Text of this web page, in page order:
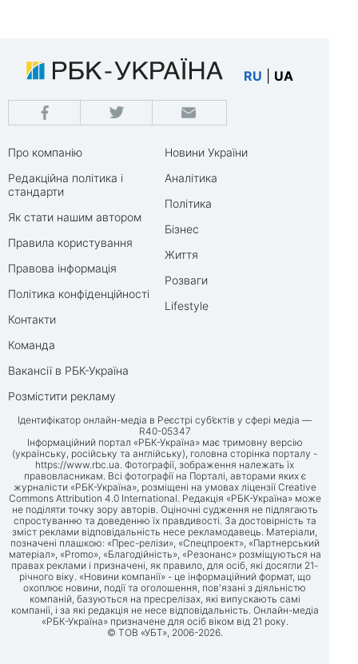
RU UA
Про компанію
Редакційна політика і
стандарти
Як стати нашим автором
Правила користування
Правова інформація
Політика конфіденційності
Контакти
Команда
Вакансії в РБК-Україна
Розмістити рекламу
Новини України
Аналітика
Політика
Бізнес
Життя
Розваги
Lifestyle
Ідентифікатор онлайн-медіа в Реєстрі суб’єктів у сфері медіа —
R40-05347
Інформаційний портал «РБК-Україна» має тримовну версію
(українську, російську та англійську), головна сторінка порталу -
https://www.rbc.ua. Фотографії, зображення належать їх
правовласникам. Всі фотографії на Порталі, авторами яких є
журналісти «РБК-Україна», розміщені на умовах ліцензії Creative
Commons Attribution 4.0 International. Редакція «РБК-Україна» може
не поділяти точку зору авторів. Оціночні судження не підлягають
спростуванню та доведенню їх правдивості. За достовірність та
зміст реклами відповідальність несе рекламодавець. Матеріали,
позначені плашкою: «Прес-релізи», «Спецпроект», «Партнерський
матеріал», «Promo», «Благодійність», «Резонанс» розміщуються на
правах реклами і призначені, як правило, для осіб, які досягли 21-
річного віку. «Новини компанії» - це інформаційний формат, що
охоплює новини, події та оголошення, пов'язані з діяльністю
компаній, базуються на пресрелізах, які випускають самі
компанії, і за які редакція не несе відповідальність. Онлайн-медіа
«РБК-Україна» призначене для осіб віком від 21 року.
© ТОВ «УБТ», 2006-2026.